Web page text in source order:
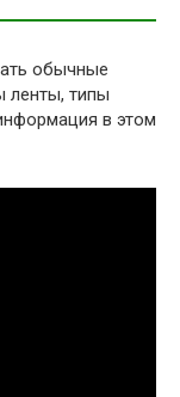
обычные
ленты, типы
в этом